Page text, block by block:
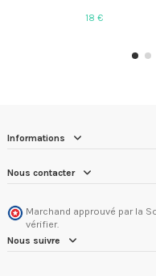
18 €
Informations
Nous contacter
Marchand approuvé par la
vérifier.
Nous suivre